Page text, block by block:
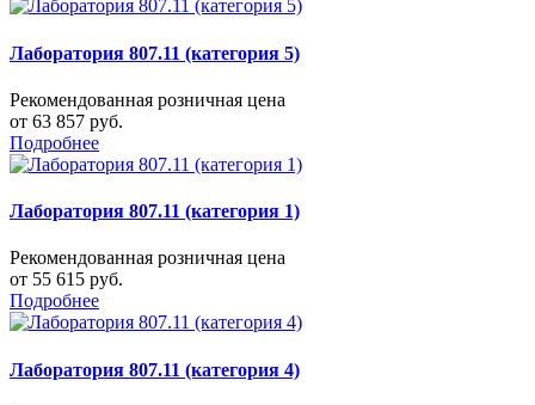
Лаборатория 807.11 (категория 5)
Рекомендованная розничная цена
от 63 857 руб.
Подробнее
Лаборатория 807.11 (категория 1)
Рекомендованная розничная цена
от 55 615 руб.
Подробнее
Лаборатория 807.11 (категория 4)